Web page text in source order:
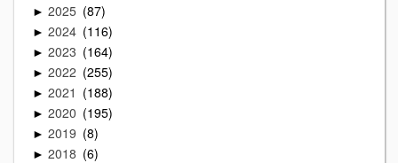
► 2025 87
► 2024 116
► 2023 164
► 2022 255
► 2021 188
► 2020 195
► 2019 8
► 2018 6